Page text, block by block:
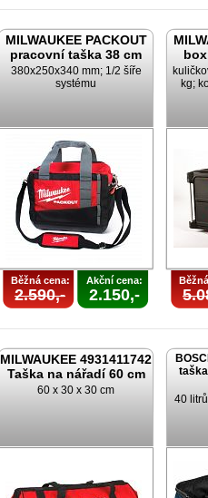
MILWAUKEE PACKOUT
pracovní taška 38 cm
380x250x340 mm; 1/2 šíře
systému
Běžná cena:
2.590,-
Akční cena:
2.150,-
kg;
MILWAUKEE 4931411742
Taška na nářadí 60 cm
60 x 30 x 30 cm
40